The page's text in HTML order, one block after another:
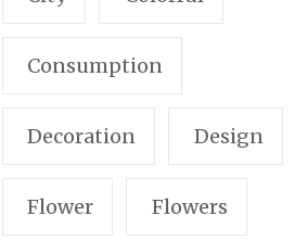
Consumption
Decoration Design
Flower Flowers